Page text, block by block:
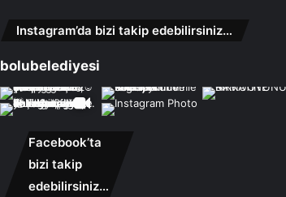
Instagram’da bizi takip edebilirsiniz…
bolubelediyesi
Facebook’ta
bizi takip
edebilirsiniz…